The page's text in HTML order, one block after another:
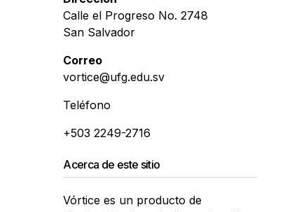
Calle el Progreso No. 2748
San Salvador
Correo
vortice@ufg.edu.sv
Teléfono
+503 2249-2716
Acerca de este sitio
Vórtice es un producto de